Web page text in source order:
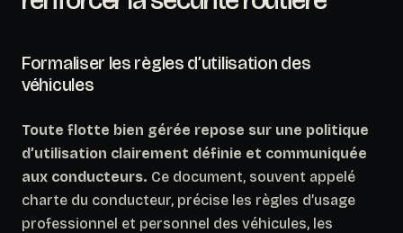
Formaliser les règles d’utilisation des
véhicules
Toute flotte bien gérée repose sur une politique
d’utilisation clairement définie et communiquée
aux conducteurs. Ce document, souvent appelé
charte du conducteur, précise les règles d’usage
professionnel et personnel des véhicules, les